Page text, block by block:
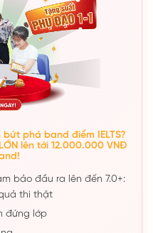
phá band điểm IELTS?
lên tới 12.000.000 VNĐ
bảo đầu ra lên đến 7.0+:
thi thật
đứng lớp